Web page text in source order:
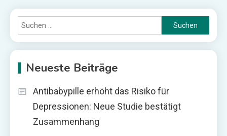
Suchen
nach:
Neueste Beiträge
Antibabypille erhöht das Risiko für
Depressionen: Neue Studie bestätigt
Zusammenhang